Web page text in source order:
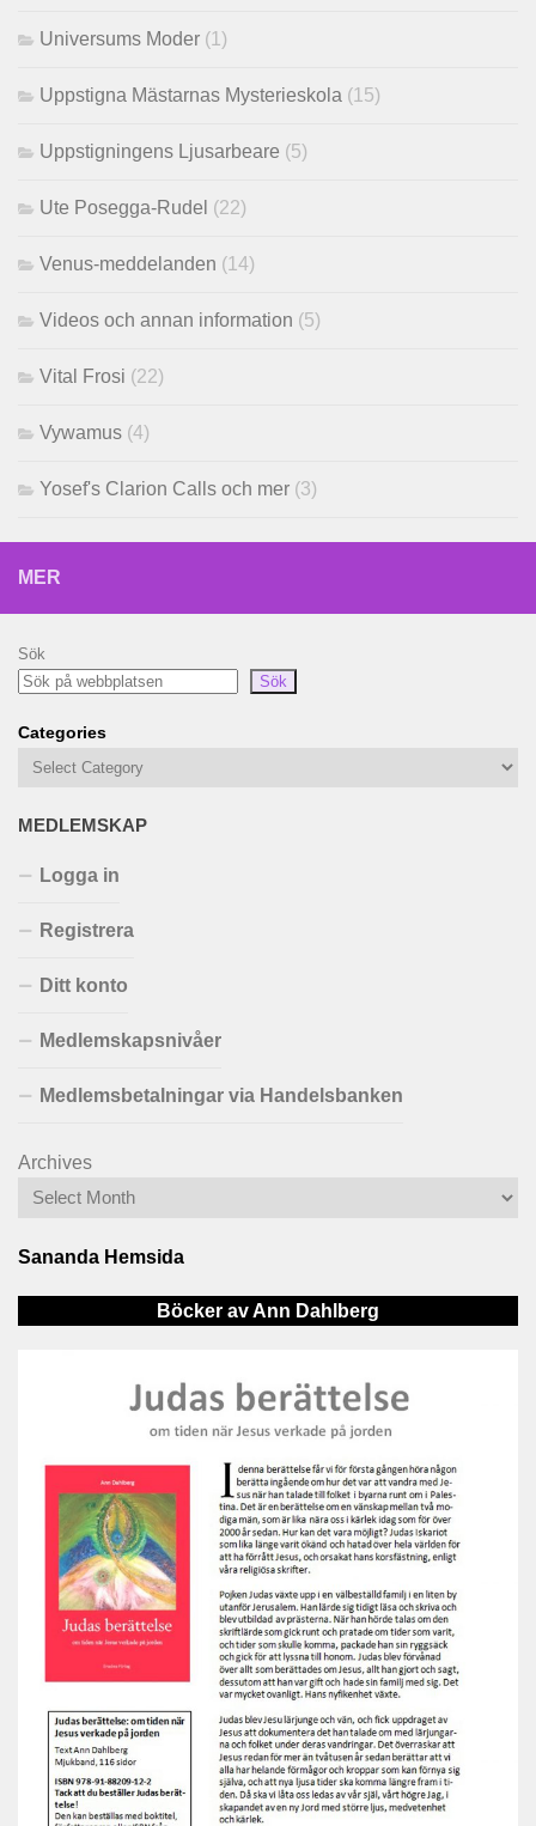
Universums Moder (1)
Uppstigna Mästarnas Mysterieskola (15)
Uppstigningens Ljusarbeare (5)
Ute Posegga-Rudel (22)
Venus-meddelanden (14)
Videos och annan information (5)
Vital Frosi (22)
Vywamus (4)
Yosef's Clarion Calls och mer (3)
MER
Sök
Sök
Categories
MEDLEMSKAP
Logga in
Registrera
Ditt konto
Medlemskapsnivåer
Medlemsbetalningar via Handelsbanken
Archives
Sananda Hemsida
Böcker av Ann Dahlberg